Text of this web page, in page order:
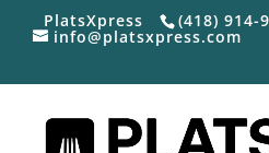
PlatsXpress (418)
info@platsxpress.com